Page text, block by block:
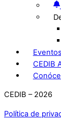
Eventos
CEDIB
CEDIB – 2026
Política de